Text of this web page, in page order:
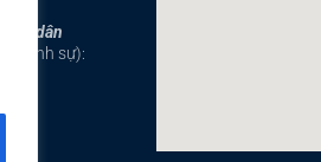
dân
lãnh sự):